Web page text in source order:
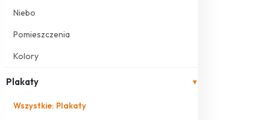
Niebo
Pomieszczenia
Kolory
Plakaty ▾
Wszystkie: Plakaty